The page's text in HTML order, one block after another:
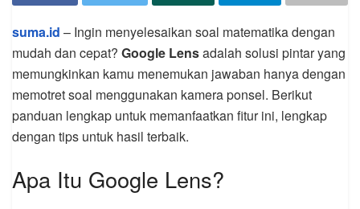
suma.id – Ingin menyelesaikan soal matematika dengan
mudah dan cepat? Google Lensadalah solusi pintar yang
memungkinkan kamu menemukan jawaban hanya dengan
memotret soal menggunakan kamera ponsel. Berikut
panduan lengkap untuk memanfaatkan fitur ini, lengkap
dengan tips untuk hasil terbaik.
Apa Itu Google Lens?